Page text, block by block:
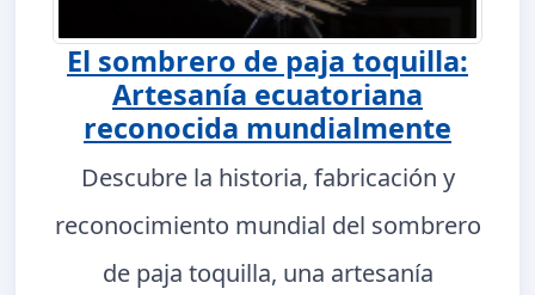
El sombrero de paja toquilla:
Artesanía ecuatoriana
reconocida mundialmente
Descubre la historia, fabricación y
reconocimiento mundial del sombrero
de paja toquilla, una artesanía